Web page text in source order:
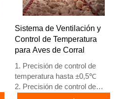
Sistema de Ventilación y
Control de Temperatura
para Aves de Corral
1. Precisión de control de
temperatura hasta ±0,5℃
2. Precisión de control de
humedad ±5% RH